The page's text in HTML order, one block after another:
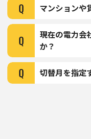
Q マンションや
Q
現在の電力会
か？
Q 切替月を指定